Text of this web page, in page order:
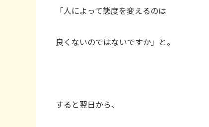
「人によって態度を変えるのは
良くないのではないですか」と。
すると翌日から、